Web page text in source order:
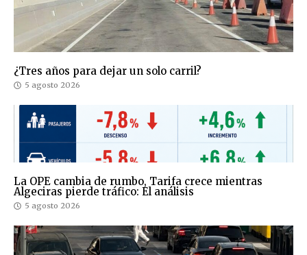
¿Tres años para dejar un solo carril?
5 agosto 2026
La OPE cambia de rumbo, Tarifa crece mientras
Algeciras pierde tráfico: El análisis
5 agosto 2026